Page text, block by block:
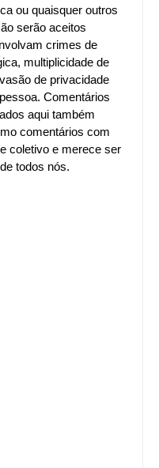
ou quaisquer outros
serão aceitos
crimes de
multiplicidade de
de privacidade
Comentários
aqui também
comentários com
coletivo e merece ser
todos nós.